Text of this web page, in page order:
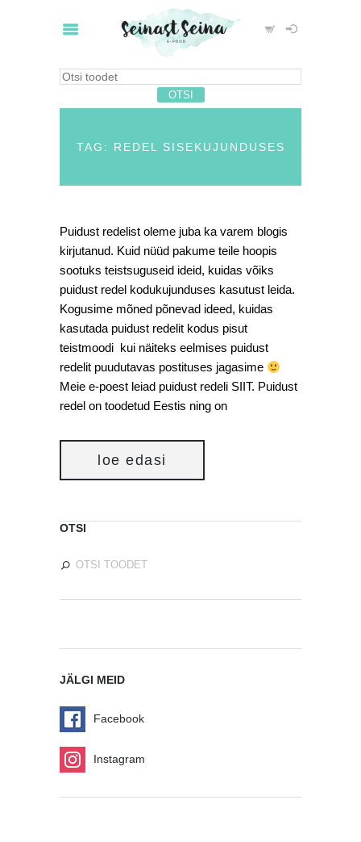
TAG: REDEL SISEKUJUNDUSES
Puidust redelist oleme juba ka varem blogis
kirjutanud. Kuid nüüd pakume teile hoopis
sootuks teistsuguseid ideid, kuidas võiks
puidust redel kodukujunduses kasutust leida.
Kogusime mõned põnevad ideed, kuidas
kasutada puidust redelit kodus pisut
teistmoodi kui näiteks eelmises puidust
redelit puudutavas postituses jagasime
Meie e-poest leiad puidust redeli SIIT. Puidust
redel on toodetud Eestis ning on
loe edasi
OTSI
JÄLGI MEID
Facebook
Instagram